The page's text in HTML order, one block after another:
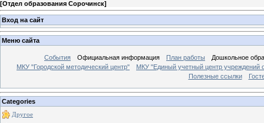
[Отдел образования Сорочинск]
Вход на сайт
Меню сайта
События Официальная информация План работы
Дошкольное
МКУ "Городской методический центр"
МКУ "Единый учетный центр учреждений
Полезные ссылки
Categories
Другое